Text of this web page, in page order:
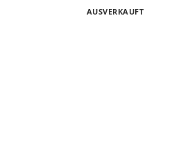
AUSVERKAUFT